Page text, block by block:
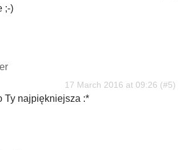
;-)
17 March 2016 at 09:26
Ty najpiękniejsza :*